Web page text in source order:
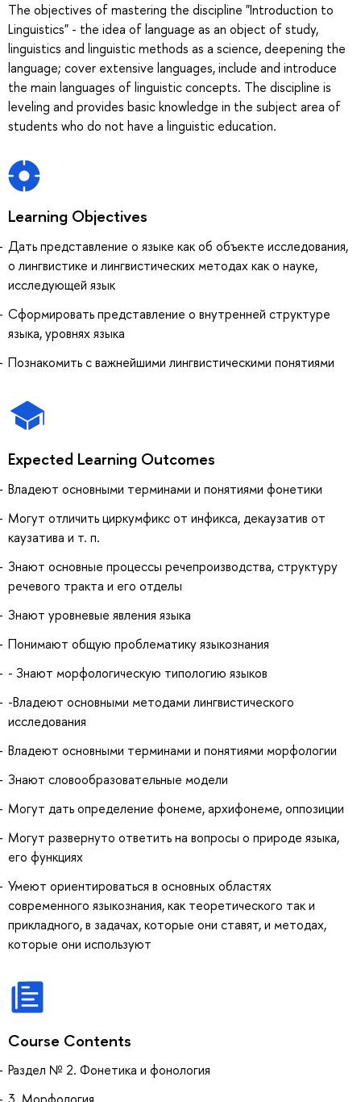
The objectives of mastering the discipline "Introduction to
Linguistics" - the idea of language as an object of study,
linguistics and linguistic methods as a science, deepening the
language; cover extensive languages, include and introduce
the main languages of linguistic concepts. The discipline is
leveling and provides basic knowledge in the subject area of
students who do not have a linguistic education.
Learning Objectives
Дать представление о языке как об объекте исследования,
о лингвистике и лингвистических методах как о науке,
исследующей язык
Сформировать представление о внутренней структуре
языка, уровнях языка
Познакомить с важнейшими лингвистическими понятиями
Expected Learning Outcomes
Владеют основными терминами и понятиями фонетики
Могут отличить циркумфикс от инфикса, декаузатив от
каузатива и т. п.
Знают основные процессы речепроизводства, структуру
речевого тракта и его отделы
Знают уровневые явления языка
Понимают общую проблематику языкознания
- Знают морфологическую типологию языков
-Владеют основными методами лингвистического
исследования
Владеют основными терминами и понятиями морфологии
Знают словообразовательные модели
Могут дать определение фонеме, архифонеме, оппозиции
Могут развернуто ответить на вопросы о природе языка,
его функциях
Умеют ориентироваться в основных областях
современного языкознания, как теоретического так и
прикладного, в задачах, которые они ставят, и методах,
которые они используют
Course Contents
Раздел № 2. Фонетика и фонология